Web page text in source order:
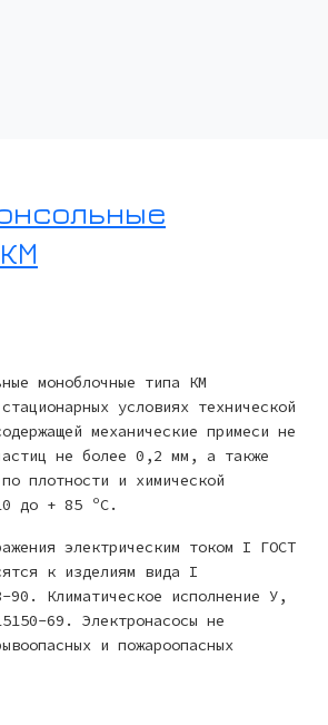
моноблочные типа КМ
условиях технической
механические примеси не
не более 0,2 мм, а также
плотности и химической
до + 85 ºС.
электрическим током I ГОСТ
к изделиям вида I
Климатическое исполнение У,
69. Электронасосы не
и пожароопасных